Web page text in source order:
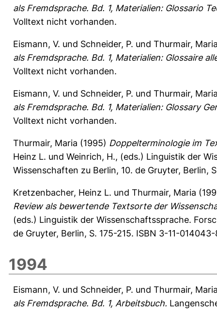
als Fremdsprache. Bd. 1, Materialien: Glossario
Volltext nicht vorhanden.
Eismann, V. und Schneider, P. und Thurmair,
als Fremdsprache. Bd. 1, Materialien: Glossaire
Volltext nicht vorhanden.
Eismann, V. und Schneider, P. und Thurmair,
als Fremdsprache. Bd. 1, Materialien: Glossary
Volltext nicht vorhanden.
Thurmair, Maria (1995) Doppelterminologie im
Heinz L. und Weinrich, H., (eds.) Linguistik der
Wissenschaften zu Berlin, 10. de Gruyter,
Kretzenbacher, Heinz L. und Thurmair, Maria
Review als bewertende Textsorte der
(eds.) Linguistik der Wissenschaftssprache.
de Gruyter, Berlin, S. 175-215. ISBN 3-11-
1994
Eismann, V. und Schneider, P. und Thurmair,
als Fremdsprache. Bd. 1, Arbeitsbuch.